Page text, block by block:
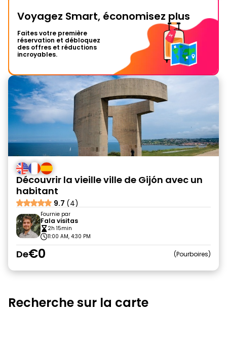
Voyagez Smart, économisez plus
Faites votre première
réservation et débloquez
des offres et réductions
incroyables.
Découvrir la vieille ville de Gijón avec un
habitant
9.7 (4)
Fournie par
Fala visitas
2h 15min
11:00 AM, 4:30 PM
De€0 Pourboires
Recherche sur la carte